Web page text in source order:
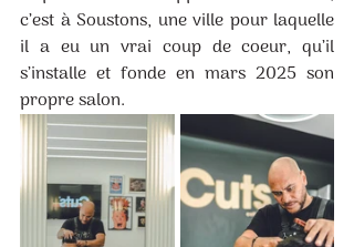
c’est à Soustons, une ville pour laquelle
il a eu un vrai coup de coeur, qu’il
s’installe et fonde en mars 2025 son
propre salon.